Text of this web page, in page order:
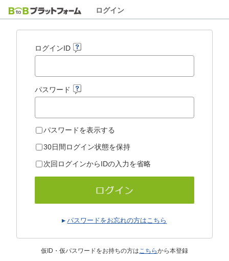
ログイン
ログインID
パスワード
パスワードを表示する
30日間ログイン状態を保持
次回ログインからIDの入力を省略
パスワードをお忘れの方はこちら
仮ID・仮パスワードをお持ちの方はこちらから本登録